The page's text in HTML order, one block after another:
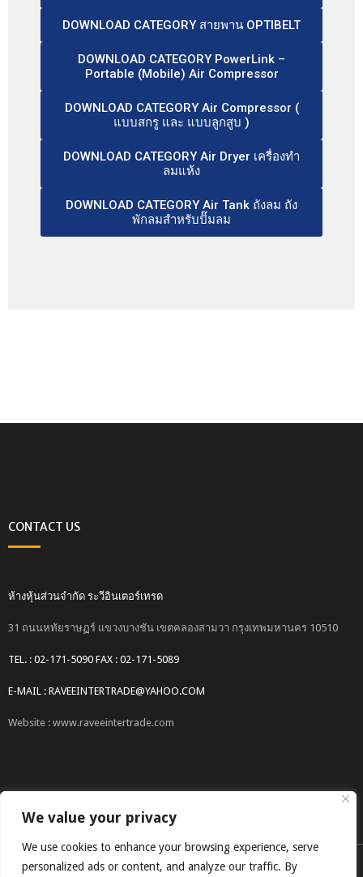
We value your privacy
We use cookies to enhance your browsing experience, serve
personalized ads or content, and analyze our traffic. By
DOWNLOAD CATEGORY สายพาน OPTIBELT
DOWNLOAD CATEGORY PowerLink –
Portable (Mobile) Air Compressor
DOWNLOAD CATEGORY Air Compressor (
แบบสกรู และ แบบลูกสูบ )
DOWNLOAD CATEGORY Air Dryer เครื่องทำ
ลมแห้ง
DOWNLOAD CATEGORY Air Tank ถังลม ถัง
พักลมสำหรับปั๊มลม
CONTACT US
ห้างหุ้นส่วนจำกัด ระวีอินเตอร์เทรด
31 ถนนหทัยราษฏร์ แขวงบางชัน เขตคลองสามวา กรุงเทพมหานคร 10510
TEL. : 02-171-5090 FAX : 02-171-5089
E-MAIL : RAVEEINTERTRADE@YAHOO.COM
Website : www.raveeintertrade.com
COPYRIGHT © 2017 RAVEEINTERTRADE CO.,LTD.